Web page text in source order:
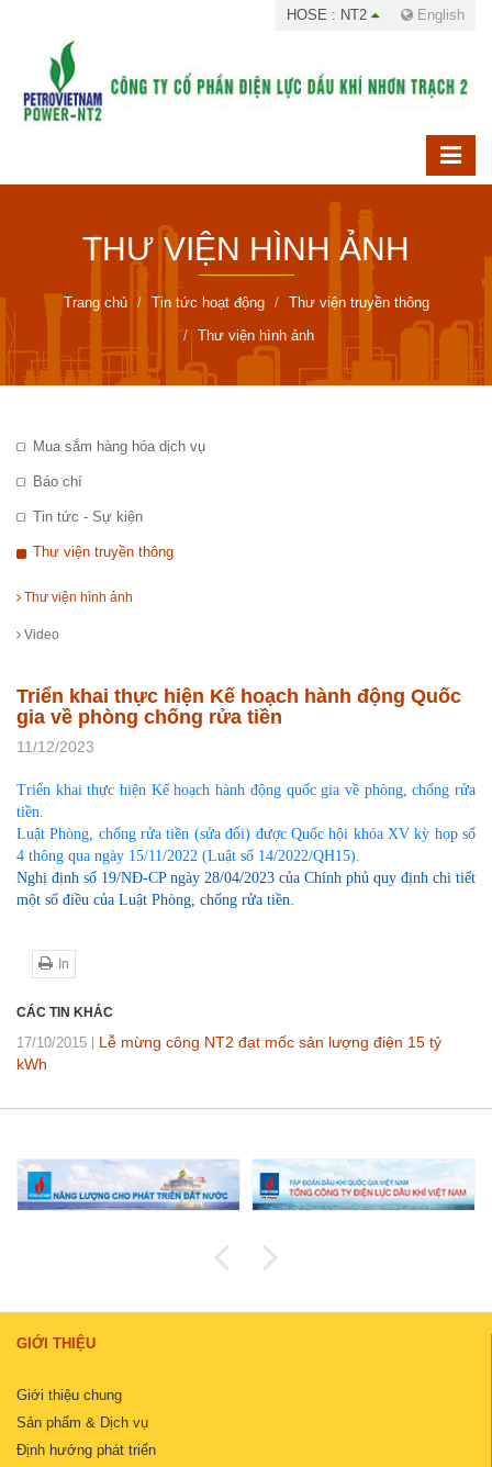
HOSE : NT2 English
THƯ VIỆN HÌNH ẢNH
Trang chủ Tin tức hoạt động
Thư viện truyền thông
Thư viện hình ảnh
Mua sắm hàng hóa dịch vụ
Báo chí
Tin tức - Sự kiện
Thư viện truyền thông
Thư viện hình ảnh
Video
Triển khai thực hiện Kế hoạch hành động Quốc
gia về phòng chống rửa tiền
11/12/2023
Triển khai thực hiện Kế hoạch hành động quốc gia về phòng, chống rửa
tiền.
Luật Phòng, chống rửa tiền (sửa đổi) được Quốc hội khóa XV kỳ họp số
4 thông qua ngày 15/11/2022 (Luật số 14/2022/QH15).
Nghị định số 19/NĐ-CP ngày 28/04/2023 của Chính phủ quy định chi tiết
một số điều của Luật Phòng, chống rửa tiền.
In
CÁC TIN KHÁC
17/10/2015
Lễ mừng công NT2 đạt mốc sản lượng điện 15 tỷ
kWh
GIỚI THIỆU
Giới thiệu chung
Sản phẩm & Dịch vụ
Định hướng phát triển